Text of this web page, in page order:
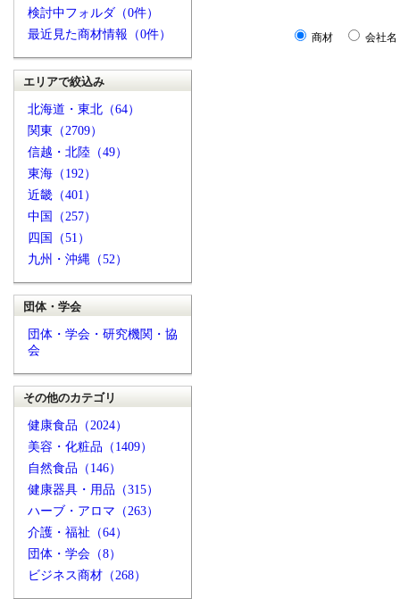
検討中フォルダ（0件）
最近見た商材情報（0件）
エリアで絞込み
北海道・東北（64）
関東（2709）
信越・北陸（49）
東海（192）
近畿（401）
中国（257）
四国（51）
九州・沖縄（52）
団体・学会
団体・学会・研究機関・協
会
その他のカテゴリ
健康食品（2024）
美容・化粧品（1409）
自然食品（146）
健康器具・用品（315）
ハーブ・アロマ（263）
介護・福祉（64）
団体・学会（8）
ビジネス商材（268）
商材 会社名